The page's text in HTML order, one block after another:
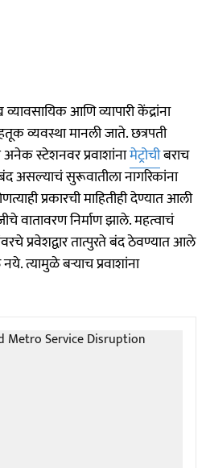
आणि व्यापारी केंद्रांना
व्यवस्था मानली जाते. छत्रपती
अनेक स्टेशनवर प्रवाशांनामेट्रोचीबराच
असल्याचं सुरूवातीला नागरिकांना
प्रकारची माहितीही देण्यात आली
वातावरण निर्माण झाले. महत्वाचं
प्रवेशद्वार तात्पुरते बंद ठेवण्यात आले
त्यामुळे बऱ्याच प्रवाशांना